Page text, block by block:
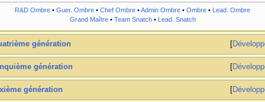
R&D Ombre • Guer. Ombre • Chef Ombre •Admin Ombre • Ombre • Lead. Ombre
Grand Maître• Team Snatch• Lead. Snatch
génération
génération
génération